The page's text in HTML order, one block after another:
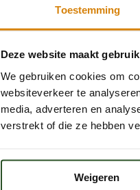
Toestemming
Deze website maakt
We gebruiken cookies om
websiteverkeer te
media, adverteren en
verstrekt of die ze hebben
Weigeren